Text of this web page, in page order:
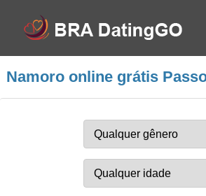
Namoro online grátis